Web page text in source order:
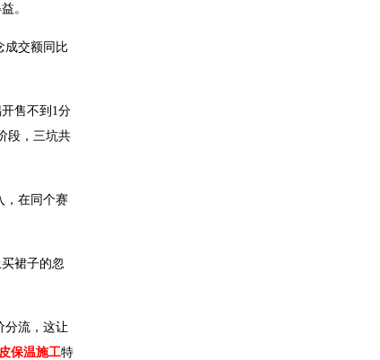
。
成交额同比
售不到1分
段，三坑共
，在同个赛
裙子的忽
分流，这让
保温施工特